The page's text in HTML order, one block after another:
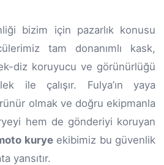
bizim için pazarlık konusu
tam donanımlı kask,
diz koruyucu ve görünürlüğü
ile çalışır. Fulya’ın yaya
olmak ve doğru ekipmanla
hem de gönderiyi koruyan
kuryeekibimiz bu güvenlik
yansıtır.